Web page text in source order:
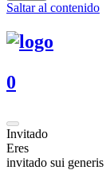
Saltar al contenido
0
Invitado
Eres
invitado sui generis